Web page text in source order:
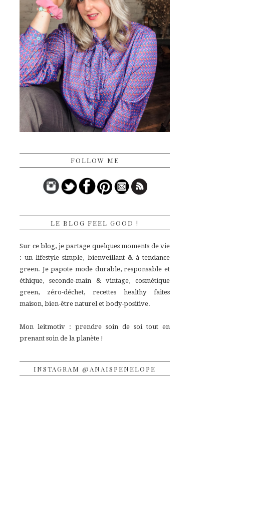
FOLLOW ME
LE BLOG FEEL GOOD !
Sur ce blog, je partage quelques moments de vie
:unlifestyle simple, bienveillant & à tendance
green. Je papote mode durable, responsable et
éthique, seconde-main & vintage, cosmétique
green, zéro-déchet, recettes healthy faites
maison, bien-être naturel et body-positive.
Mon leitmotiv : prendre soin de soi tout en
prenant soin de la planète !
INSTAGRAM @ANAISPENELOPE